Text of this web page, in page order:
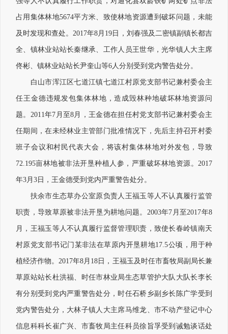
占用集体林地5674平方米、致使林地资源遭到破坏问题，未能
及时发现和查处。2017年8月19日，刘春强及二密镇副镇长都吉
全、镇林业站站长秦继承、工作人员王世华，光华镇人大主席
佟彬、镇林业站站长尹奎山等6人分别受到党内警告处分。
白山市浑江区七道江镇七道江村原党支部书记兼村委会主
任王金德违规发包集体林地，造成毁林种地破坏林地资源问
题。2011年7月至8月，王金德在担任村党支部书记兼村委会主
任期间，在未经林业主管部门批准情况下，先后主持召开村委
班子会议和村民代表大会，将该村集体林地对外发包，导致
72.195亩林地被非法开垦种植人参，严重破坏林地资源。2017
年3月3日，王金德受到党内严重警告处分。
扶余市生态草办公室原负责人王福玉等人不认真履行监管
职责，导致草原被非法开垦为耕地问题。2003年7月至2017年8
月，王福玉等人不认真履行监督管理职责，致使长春岭镇南天
村原党支部书记门某非法在草原内开垦耕地17.5公顷，用于种
植经济作物。2017年8月18日，王福玉及时任市畜牧局副局长兼
草原站站长杜洪福、时任市林业局生态草管护大队大队长李长
有分别受到党内严重警告处分，时任石桥乡副乡长陈广学受到
党内警告处分，大林子镇人大主席马维龙、市不动产登记中心
信息科科长崔广兴、市畜牧局主任科员徐旨孚受到诫勉谈话处